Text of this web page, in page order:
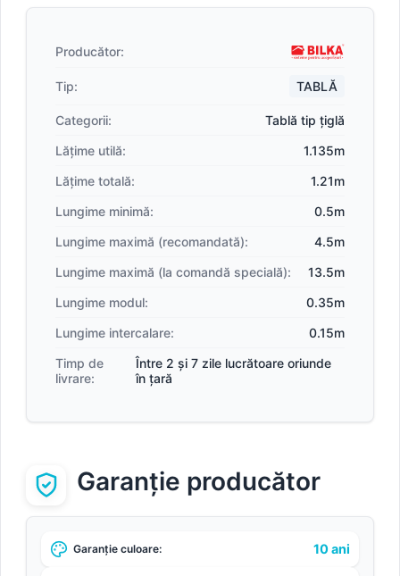
Producător:
Tip: TABLĂ
Categorii:
Tablă tip țiglă
Lățime utilă:
1.135m
Lățime totală:
1.21m
Lungime minimă:
0.5m
Lungime maximă (recomandată):
4.5m
Lungime maximă (la comandă specială):
13.5m
Lungime modul:
0.35m
Lungime intercalare:
0.15m
Timp de
livrare:
Între 2 și 7 zile lucrătoare oriunde
în țară
Garanție producător
Garanție culoare: 10 ani